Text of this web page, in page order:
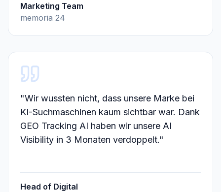
Marketing Team
memoria 24
"Wir wussten nicht, dass unsere Marke bei
KI-Suchmaschinen kaum sichtbar war. Dank
GEO Tracking AI haben wir unsere AI
Visibility in 3 Monaten verdoppelt."
Head of Digital